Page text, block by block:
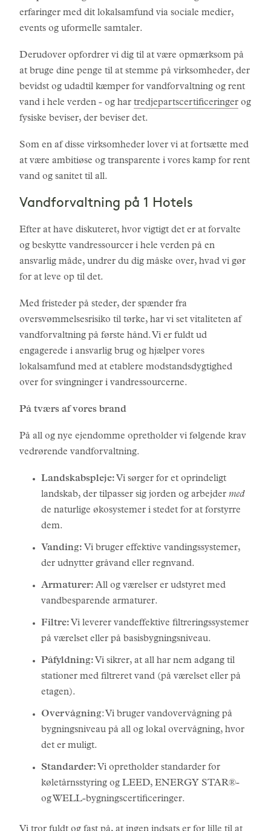
erfaringer med dit lokalsamfund via sociale medier,
events og uformelle samtaler.
Derudover opfordrer vi dig til at være opmærksom på
at bruge dine penge til at stemme på virksomheder, der
bevidst og udadtil kæmper for vandforvaltning og rent
vand i hele verden - og har tredjepartscertificeringer og
fysiske beviser, der beviser det.
Som en af disse virksomheder lover vi at fortsætte med
at være ambitiøse og transparente i vores kamp for rent
vand og sanitet til all.
Vandforvaltning på 1 Hotels
Efter at have diskuteret, hvor vigtigt det er at forvalte
og beskytte vandressourcer i hele verden på en
ansvarlig måde, undrer du dig måske over, hvad vi gør
for at leve op til det.
Med fristeder på steder, der spænder fra
oversvømmelsesrisiko til tørke, har vi set vitaliteten af
vandforvaltning på første hånd. Vi er fuldt ud
engagerede i ansvarlig brug og hjælper vores
lokalsamfund med at etablere modstandsdygtighed
over for svingninger i vandressourcerne.
På tværs af vores brand
På all og nye ejendomme opretholder vi følgende krav
vedrørende vandforvaltning.
Landskabspleje: Vi sørger for et oprindeligt
landskab, der tilpasser sig jorden og arbejder med
de naturlige økosystemer i stedet for at forstyrre
dem.
Vanding: Vi bruger effektive vandingssystemer,
der udnytter gråvand eller regnvand.
Armaturer: All og værelser er udstyret med
vandbesparende armaturer.
Filtre: Vi leverer vandeffektive filtreringssystemer
på værelset eller på basisbygningsniveau.
Påfyldning: Vi sikrer, at all har nem adgang til
stationer med filtreret vand (på værelset eller på
etagen).
Overvågning: Vi bruger vandovervågning på
bygningsniveau på all og lokal overvågning, hvor
det er muligt.
Standarder: Vi opretholder standarder for
køletårnsstyring og LEED, ENERGY STAR®-
og WELL-bygningscertificeringer.